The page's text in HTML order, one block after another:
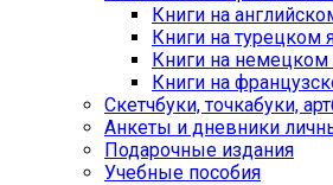
Книги на
Книги на турецком
Книги на
Книги на
Cкетчбуки, точкабуки,
Анкеты и дневники
Подарочные издания
Учебные пособия